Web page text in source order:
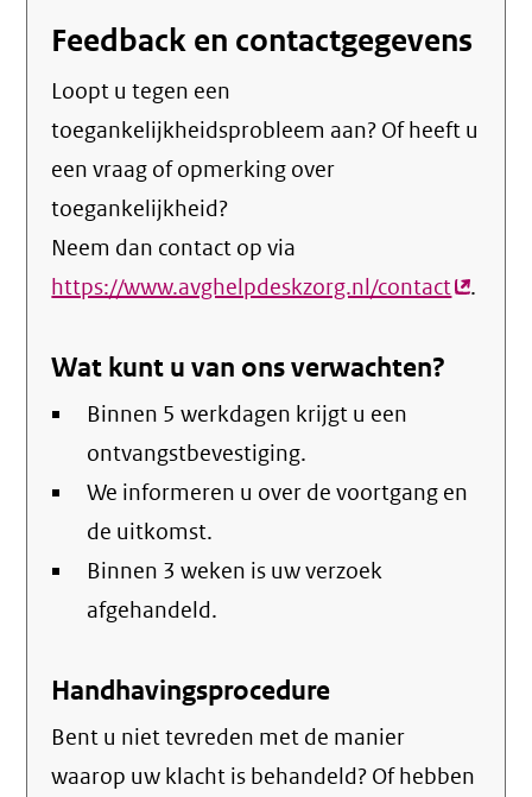
Feedback en contactgegevens
Loopt u tegen een
toegankelijkheidsprobleem aan? Of heeft u
een vraag of opmerking over
toegankelijkheid?
Neem dan contact op via
https://www.avghelpdeskzorg.nl/contact
.
Wat kunt u van ons verwachten?
Binnen 5 werkdagen krijgt u een
ontvangstbevestiging.
We informeren u over de voortgang en
de uitkomst.
Binnen 3 weken is uw verzoek
afgehandeld.
Handhavingsprocedure
Bent u niet tevreden met de manier
waarop uw klacht is behandeld? Of hebben